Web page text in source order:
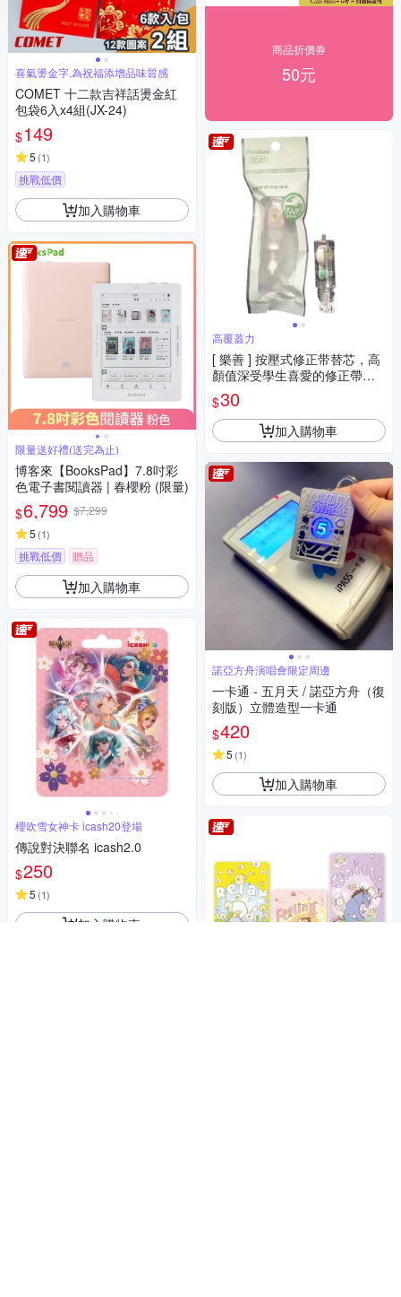
喜氣燙金字,為祝福添增品味質感
COMET 十二款吉祥話燙金紅
包袋6入x4組(JX-24)
$149
5 (1)
挑戰低價
加入購物車
限量送好禮(送完為止)
博客來【BooksPad】7.8吋彩
色電子書閱讀器 | 春櫻粉 (限量)
$6,799 $7,299
5 (1)
挑戰低價 贈品
加入購物車
櫻吹雪女神卡 icash20登場
傳說對決聯名 icash2.0
$250
5 (1)
加入購物車
商品折價券
50元
高覆蓋力
[ 樂善 ] 按壓式修正带替芯，高
顏值深受學生喜愛的修正帶、
攜帶方便高覆蓋率
$30
加入購物車
諾亞方舟演唱會限定周邊
一卡通 - 五月天 / 諾亞方舟（復
刻版）立體造型一卡通
$420
5 (1)
加入購物車